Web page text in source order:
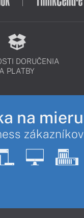
DORUČENIA
A PLATBY
na mieru
zákazníkov